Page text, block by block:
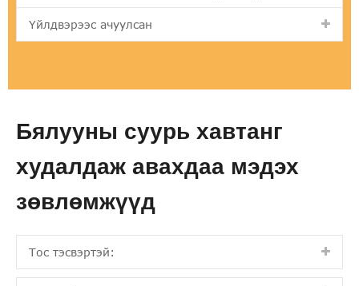
Үйлдвэрээс ачуулсан
Бялууны суурь хавтанг
худалдаж авахдаа мэдэх
зөвлөмжүүд
Тос тэсвэртэй: